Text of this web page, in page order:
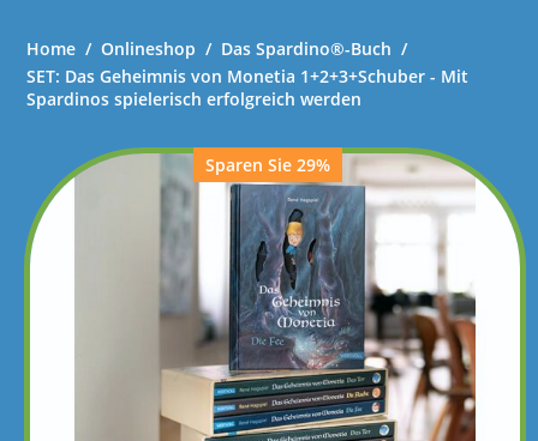
Home / Onlineshop / Das Spardino®-Buch /
SET: Das Geheimnis von Monetia 1+2+3+Schuber - Mit
Spardinos spielerisch erfolgreich werden
Sparen Sie 29%